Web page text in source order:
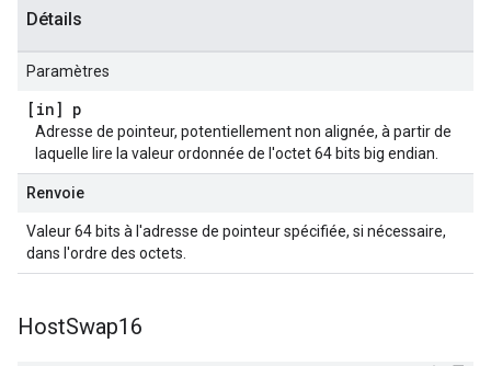
Détails
Paramètres
[in] p
Adresse de pointeur, potentiellement non alignée, à partir de
laquelle lire la valeur ordonnée de l'octet 64 bits big endian.
Renvoie
Valeur 64 bits à l'adresse de pointeur spécifiée, si nécessaire,
dans l'ordre des octets.
HostSwap16